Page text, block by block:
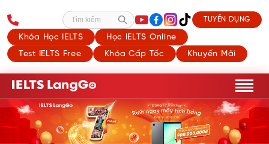
Khóa Học IELTS
Học IELTS Online
Test IELTS Free
Khóa Cấp Tốc Khuyến Mãi
Tìm kiếm TUYỂN DỤNG